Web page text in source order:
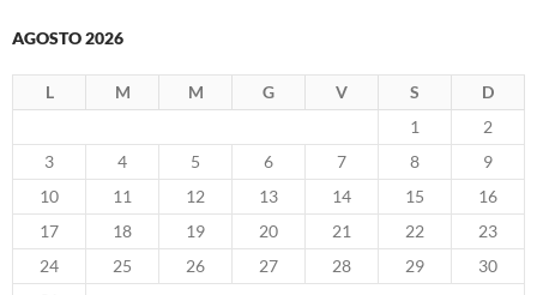
AGOSTO 2026
L M M G V S
D
1
2
3
4 5 6 7 8
9
10
11 12 13 14 15
16
17
18 19 20 21 22
23
24
25 26 27 28 29
30